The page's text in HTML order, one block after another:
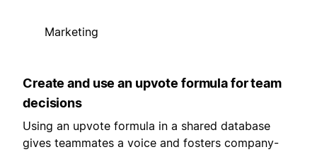
Marketing
Create and use an upvote formula for team
decisions
Using an upvote formula in a shared database
gives teammates a voice and fosters company-